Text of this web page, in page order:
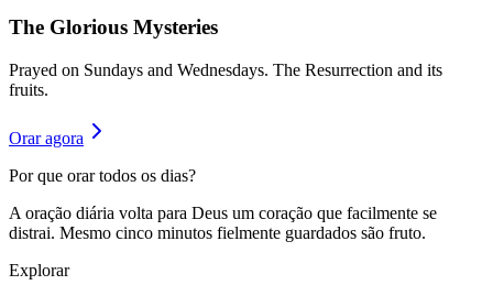
The Glorious Mysteries
Prayed on Sundays and Wednesdays. The Resurrection and its
fruits.
Orar agora
Por que orar todos os dias?
A oração diária volta para Deus um coração que facilmente se
distrai. Mesmo cinco minutos fielmente guardados são fruto.
Explorar